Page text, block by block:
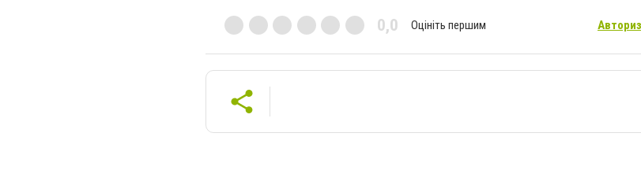
0,0 Оцініть першим